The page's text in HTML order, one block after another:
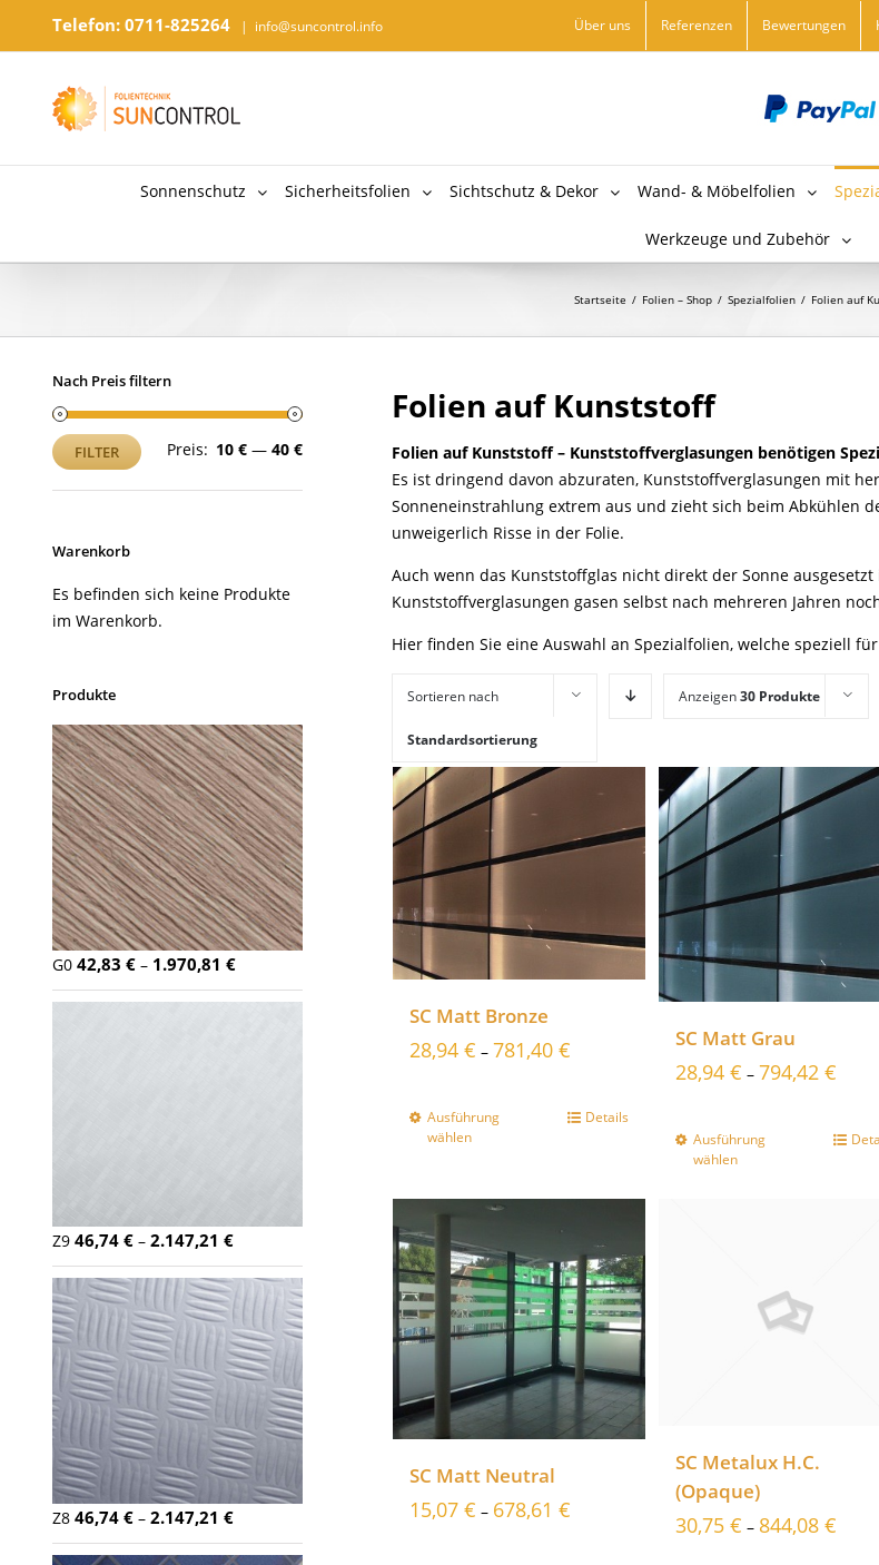
Telefon: 0711-825264 | info@suncontrol.info Über uns Referenzen Bewertungen
Sonnenschutz Sicherheitsfolien Sichtschutz & Dekor Wand- & Möbelfolien
Werkzeuge und Zubehör
Startseite / Folien – Shop / Spezialfolien / Folien auf
Folien auf Kunststoff
Folien auf Kunststoff – Kunststoffverglasungen benötigen
Es ist dringend davon abzuraten, Kunststoffverglasungen mit
Sonneneinstrahlung extrem aus und zieht sich beim Abkühlen
unweigerlich Risse in der Folie.
Auch wenn das Kunststoffglas nicht direkt der Sonne
Kunststoffverglasungen gasen selbst nach mehreren Jahren
Hier finden Sie eine Auswahl an Spezialfolien, welche speziell
Sortieren nach
Standardsortierung
Anzeigen30 Produkte
SC Matt Bronze
28,94 € – 781,40 €
Ausführung
wählen
Details
SC Matt Grau
28,94 € – 794,42 €
Ausführung
wählen
SC Matt Neutral
15,07 € – 678,61 €
SC Metalux H.C.
(Opaque)
30,75 € – 844,08 €
Nach Preis filtern
Min.
Max.
FILTER Preis: 10 € — 40 €
Warenkorb
Es befinden sich keine Produkte
im Warenkorb.
Produkte
G0 42,83 € – 1.970,81 €
Z9 46,74 € – 2.147,21 €
Z8 46,74 € – 2.147,21 €